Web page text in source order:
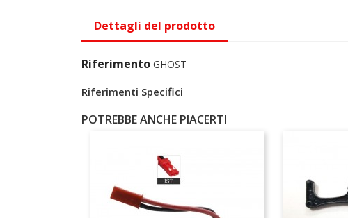
Dettagli del prodotto
Riferimento GHOST
Riferimenti Specifici
POTREBBE ANCHE PIACERTI